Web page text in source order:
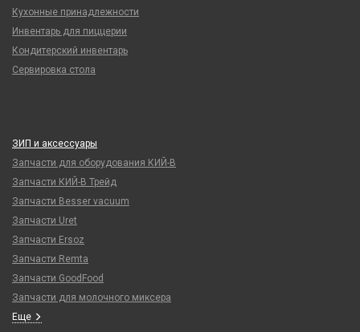
Кухонные принадлежности
Инвентарь для пиццерии
Кондитерский инвентарь
Сервировка стола
ЗИП и аксессуары
Запчасти для оборудования КИЙ-В
Запчасти КИЙ-В Трейд
Запчасти Besser vacuum
Запчасти Uret
Запчасти Ersoz
Запчасти Remta
Запчасти GoodFood
Запчасти для молочного миксера
Еще